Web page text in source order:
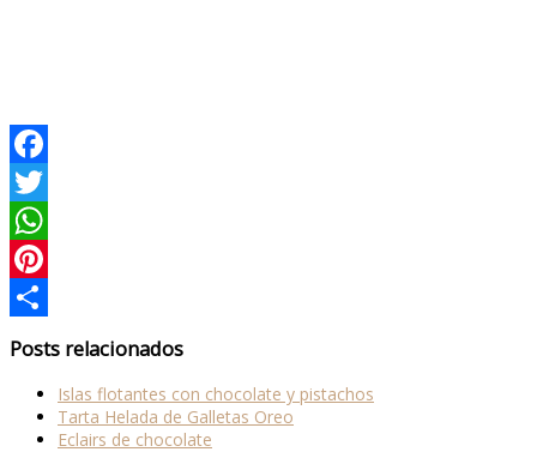
Facebook
Twitter
WhatsApp
Pinterest
Posts relacionados
Islas flotantes con chocolate y pistachos
Tarta Helada de Galletas Oreo
Eclairs de chocolate